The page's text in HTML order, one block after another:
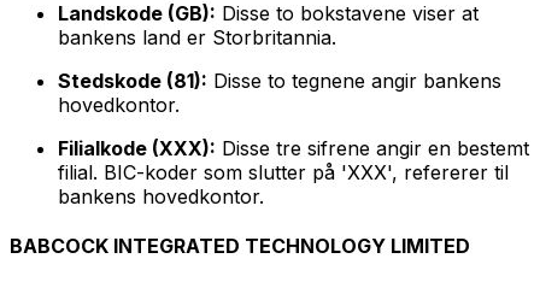
Landskode (GB): Disse to bokstavene viser at
bankens land er Storbritannia.
Stedskode (81): Disse to tegnene angir bankens
hovedkontor.
Filialkode (XXX): Disse tre sifrene angir en bestemt
filial. BIC-koder som slutter på 'XXX', refererer til
bankens hovedkontor.
BABCOCK INTEGRATED TECHNOLOGY LIMITED